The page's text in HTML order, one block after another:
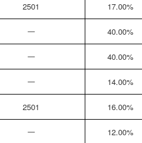
2501 17.00%
一 40.00%
一 40.00%
一 14.00%
2501 16.00%
一 12.00%